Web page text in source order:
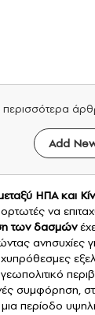
περισσότερα
Add
ΗΠΑ και
να
των δασμών
ανησυχίες
συμφόρηση,
μια περίοδο